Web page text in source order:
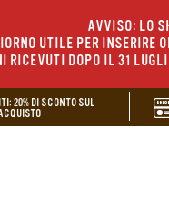
AVVISO: LO
UTILE PER INSERIRE
RICEVUTI DOPO IL 31
20% DI SCONTO SUL